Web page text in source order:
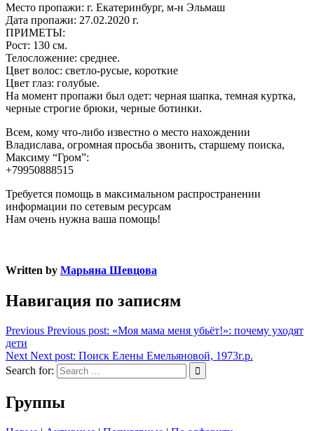
Место пропажи: г. Екатеринбург, м-н Эльмаш
Дата пропажи: 27.02.2020 г.
ПРИМЕТЫ:
Рост: 130 см.
Телосложение: среднее.
Цвет волос: светло-русые, короткие
Цвет глаз: голубые.
На момент пропажи был одет: черная шапка, темная куртка,
черные строгие брюки, черные ботинки.
Всем, кому что-либо известно о место нахождении
Владислава, огромная просьба звонить, старшему поиска,
Максиму “Гром”:
+79950888515
Требуется помощь в максимальном распространении
информации по сетевым ресурсам
Нам очень нужна ваша помощь!
Written by Марьяна Шевцова
Навигация по записям
Previous Previous post: «Моя мама меня убьёт!»: почему уходят
дети
Next Next post: Поиск Елены Емельяновой, 1973г.р.
Search for:
Группы